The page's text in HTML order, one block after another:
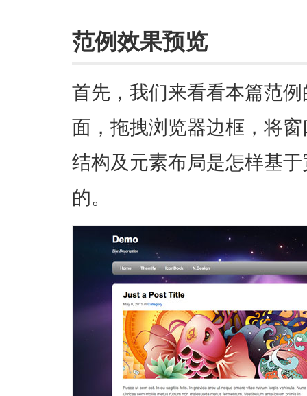
范例效果预览
首先，我们来看看本篇范例
面，拖拽浏览器边框，将
结构及元素布局是怎样基
的。